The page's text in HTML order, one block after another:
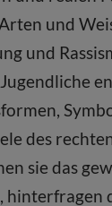
und
und
des
sie das
hinterfragen